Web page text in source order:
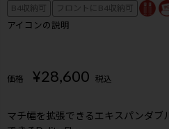
B4収納可
フロントにB4収納可
アイコンの説明
価格 ¥28,600 税込
マチ幅を拡張できるエキスパンダブ